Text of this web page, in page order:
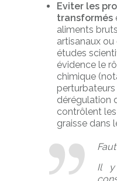
Eviter les
transformés
aliments
artisanaux
études
évidence le
chimique
dérégulation
contrôlent
graisse dans
Il y